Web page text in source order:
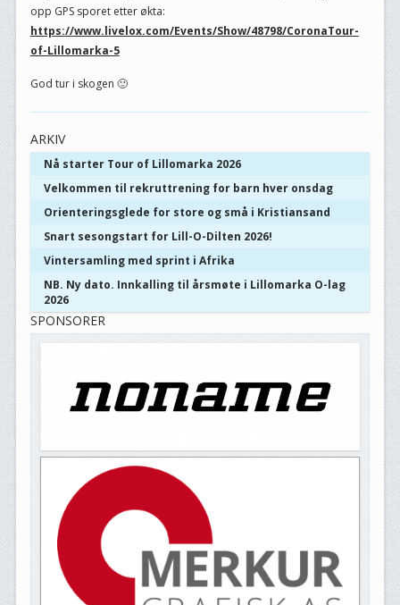
opp GPS sporet etter økta:
https://www.livelox.com/Events/Show/48798/CoronaTour-
of-Lillomarka-5
God tur i skogen 🙂
ARKIV
Nå starter Tour of Lillomarka 2026
Velkommen til rekruttrening for barn hver onsdag
Orienteringsglede for store og små i Kristiansand
Snart sesongstart for Lill-O-Dilten 2026!
Vintersamling med sprint i Afrika
NB. Ny dato. Innkalling til årsmøte i Lillomarka O-lag
2026
SPONSORER